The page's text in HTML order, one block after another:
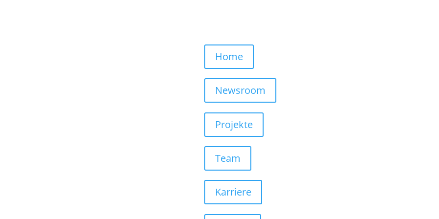
Home
Newsroom
Projekte
Team
Karriere